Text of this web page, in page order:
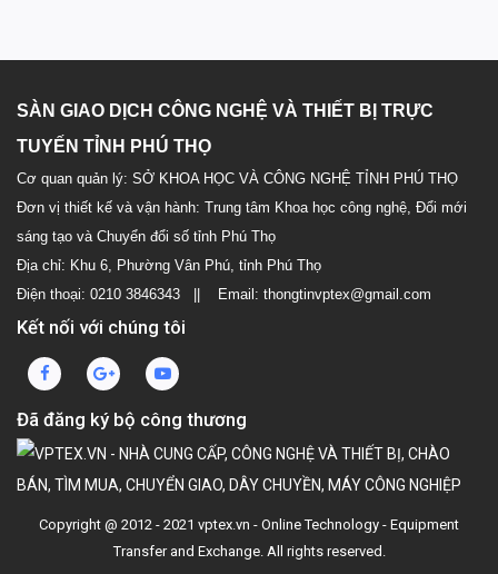
SÀN GIAO DỊCH CÔNG NGHỆ VÀ THIẾT BỊ TRỰC
TUYẾN TỈNH PHÚ THỌ
Cơ quan quản lý: SỞ KHOA HỌC VÀ CÔNG NGHỆ TỈNH PHÚ THỌ
Đơn vị thiết kế và vận hành: Trung tâm Khoa học công nghệ, Đổi mới
sáng tạo và Chuyển đổi số tỉnh Phú Thọ
Địa chỉ: Khu 6, Phường Vân Phú, tỉnh Phú Thọ
Điện thoại: 0210 3846343 || Email: thongtinvptex@gmail.com
Kết nối với chúng tôi
Đã đăng ký bộ công thương
Copyright @ 2012 - 2021 vptex.vn - Online Technology - Equipment
Transfer and Exchange. All rights reserved.